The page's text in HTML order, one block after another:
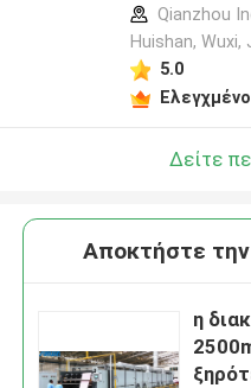
Qianzhou
Huishan, Wuxi,
5.0
Δείτε
Αποκτήστε την
η